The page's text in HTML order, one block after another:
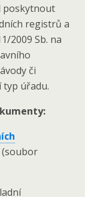
poskytnout
registrů a
2009 Sb. na
či
úřadu.
(soubor